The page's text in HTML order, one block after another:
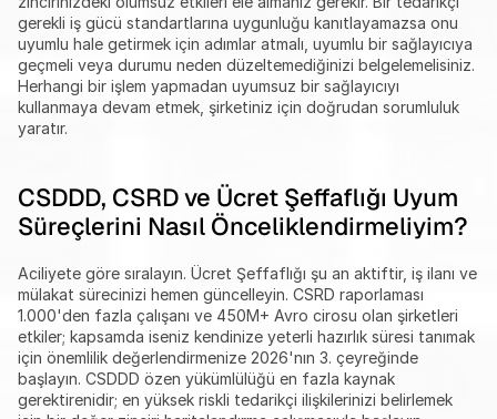
gerekli iş gücü standartlarına uygunluğu kanıtlayamazsa onu
uyumlu hale getirmek için adımlar atmalı, uyumlu bir sağlayıcıya
geçmeli veya durumu neden düzeltemediğinizi belgelemelisiniz.
Herhangi bir işlem yapmadan uyumsuz bir sağlayıcıyı
kullanmaya devam etmek, şirketiniz için doğrudan sorumluluk
yaratır.
CSDDD, CSRD ve Ücret Şeffaflığı Uyum
Süreçlerini Nasıl Önceliklendirmeliyim?
Aciliyete göre sıralayın. Ücret Şeffaflığı şu an aktiftir, iş ilanı ve
mülakat sürecinizi hemen güncelleyin. CSRD raporlaması
1.000'den fazla çalışanı ve 450M+ Avro cirosu olan şirketleri
etkiler; kapsamda iseniz kendinize yeterli hazırlık süresi tanımak
için önemlilik değerlendirmenize 2026'nın 3. çeyreğinde
başlayın. CSDDD özen yükümlülüğü en fazla kaynak
gerektirenidir; en yüksek riskli tedarikçi ilişkilerinizi belirlemek